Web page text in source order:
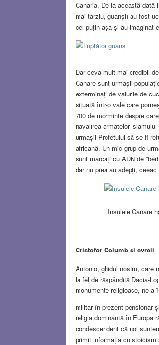
Canaria. De la această dată
mai târziu, guanși) au fost
cel puțin așa și-au imaginat
Dar ceva mult mai credibil
Canare sunt urmașii
exterminați de valurile de
situată într-o vale care
700 de morminte despre
năvălirea armatelor
urmașii Profetului să se fi
africană. Un mic grup de
sunt marcați cu ADN de
dar nu prea au adepți,
Insulele Canare
Cristofor Columbși evreii
Antonio, ghidul nostru, care
la fel de răspândită Dacia-
monumente religioase, ne-
militar în prezent pensionar
religia dominantă în Europa
condescendent că noi
primit informația cu stoicism